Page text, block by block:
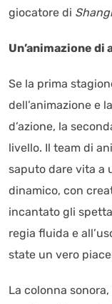
giocatore di
Un’animazione
Se la prima
dell’animazione e
d’azione, la
livello. Il team di
saputo dare vita a
dinamico, con
incantato gli
regia fluida e
state un vero
La colonna